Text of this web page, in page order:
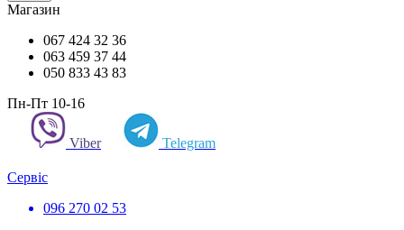
Магазин
067 424 32 36
063 459 37 44
050 833 43 83
Пн-Пт 10-16
Viber Telegram
Сервіс
096 270 02 53